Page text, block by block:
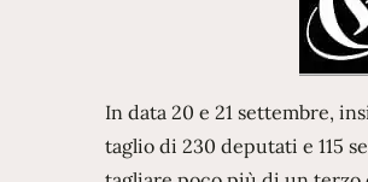
In data 20 e 21 settembre,
taglio di 230 deputati e 115